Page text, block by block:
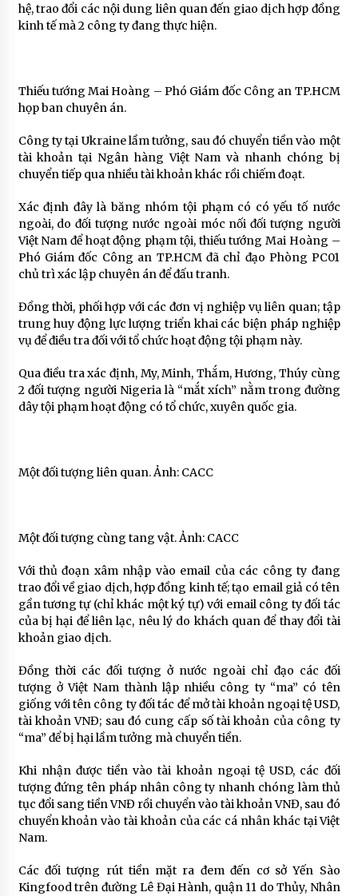
hệ, trao đổi các nội dung liên quan đến giao dịch hợp đồng
kinh tế mà 2 công ty đang thực hiện.
Thiếu tướng Mai Hoàng – Phó Giám đốc Công an TP.HCM
họp ban chuyên án.
Công ty tại Ukraine lầm tưởng, sau đó chuyển tiền vào một
tài khoản tại Ngân hàng Việt Nam và nhanh chóng bị
chuyển tiếp qua nhiều tài khoản khác rồi chiếm đoạt.
Xác định đây là băng nhóm tội phạm có có yếu tố nước
ngoài, do đối tượng nước ngoài móc nối đối tượng người
Việt Nam để hoạt động phạm tội, thiếu tướng Mai Hoàng –
Phó Giám đốc Công an TP.HCM đã chỉ đạo Phòng PC01
chủ trì xác lập chuyên án để đấu tranh.
Đồng thời, phối hợp với các đơn vị nghiệp vụ liên quan; tập
trung huy động lực lượng triển khai các biện pháp nghiệp
vụ để điều tra đối với tổ chức hoạt động tội phạm này.
Qua điều tra xác định, My, Minh, Thắm, Hương, Thúy cùng
2 đối tượng người Nigeria là “mắt xích” nằm trong đường
dây tội phạm hoạt động có tổ chức, xuyên quốc gia.
Một đối tượng liên quan. Ảnh: CACC
Một đối tượng cùng tang vật. Ảnh: CACC
Với thủ đoạn xâm nhập vào email của các công ty đang
trao đổi về giao dịch, hợp đồng kinh tế; tạo email giả có tên
gần tương tự (chỉ khác một ký tự) với email công ty đối tác
của bị hại để liên lạc, nêu lý do khách quan để thay đổi tài
khoản giao dịch.
Đồng thời các đối tượng ở nước ngoài chỉ đạo các đối
tượng ở Việt Nam thành lập nhiều công ty “ma” có tên
giống với tên công ty đối tác để mở tài khoản ngoại tệ USD,
tài khoản VNĐ; sau đó cung cấp số tài khoản của công ty
“ma” để bị hại lầm tưởng mà chuyển tiền.
Khi nhận được tiền vào tài khoản ngoại tệ USD, các đối
tượng đứng tên pháp nhân công ty nhanh chóng làm thủ
tục đổi sang tiền VNĐ rồi chuyển vào tài khoản VNĐ, sau đó
chuyển khoản vào tài khoản của các cá nhân khác tại Việt
Nam.
Các đối tượng rút tiền mặt ra đem đến cơ sở Yến Sào
Kingfood trên đường Lê Đại Hành, quận 11 do Thủy, Nhân